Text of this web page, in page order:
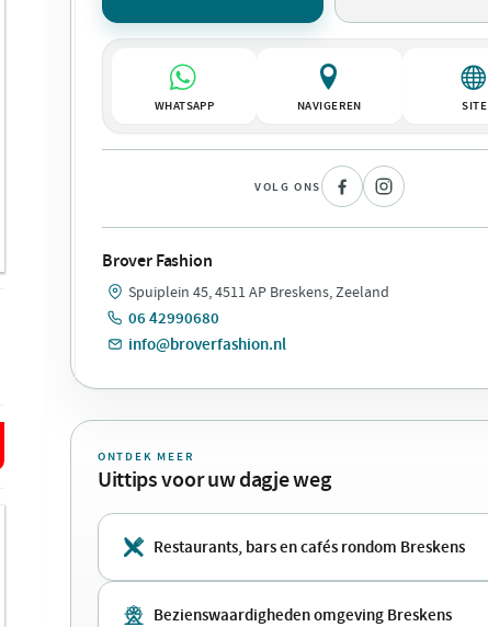
WHATSAPP NAVIGEREN SITE
VOLG ONS
Brover Fashion
Spuiplein 45, 4511 AP Breskens, Zeeland
06 42990680
info@broverfashion.nl
ONTDEK MEER
Uittips voor uw dagje weg
Restaurants, bars en cafés rondom Breskens
Bezienswaardigheden omgeving Breskens